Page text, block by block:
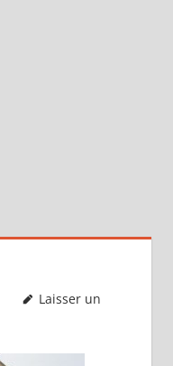
Laisser un